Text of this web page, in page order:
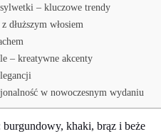
– kluczowe trendy
dłuższym włosiem
– kreatywne akcenty
w nowoczesnym wydaniu
khaki, brąz i beże